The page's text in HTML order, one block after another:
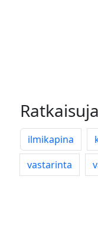
ilmikapina
vastarinta